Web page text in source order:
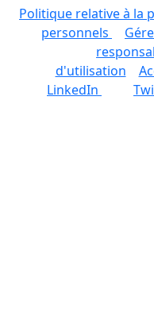
Politique relative à la
personnels
d'utilisation
LinkedIn